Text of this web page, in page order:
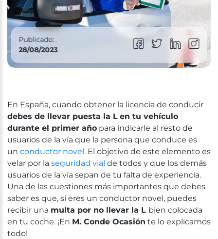
Publicado:
28/08/2023
En España, cuando obtener la licencia de conducir
debes de llevar puesta la L en tu vehículo
durante el primer año para indicarle al resto de
usuarios de la vía que la persona que conduce es
un conductor novel. El objetivo de este elemento es
velar por la seguridad vial de todos y que los demás
usuarios de la vía sepan de tu falta de experiencia.
Una de las cuestiones más importantes que debes
saber es que, si eres un conductor novel, puedes
recibir una multa por no llevar la L bien colocada
en tu coche. ¡En M. Conde Ocasión te lo explicamos
todo!